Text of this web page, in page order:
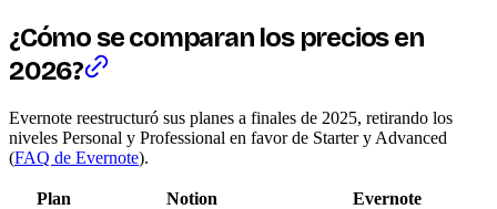
¿Cómo se comparan los precios en
2026?
Evernote reestructuró sus planes a finales de 2025, retirando los
niveles Personal y Professional en favor de Starter y Advanced
(FAQ de Evernote).
Plan Notion
Evernote